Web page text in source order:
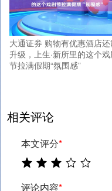
大通证券 购物有优惠酒店
升级，上生·新所里的这个戏
节拉满假期“氛围感”
相关评论
本文评分*
评论内容*